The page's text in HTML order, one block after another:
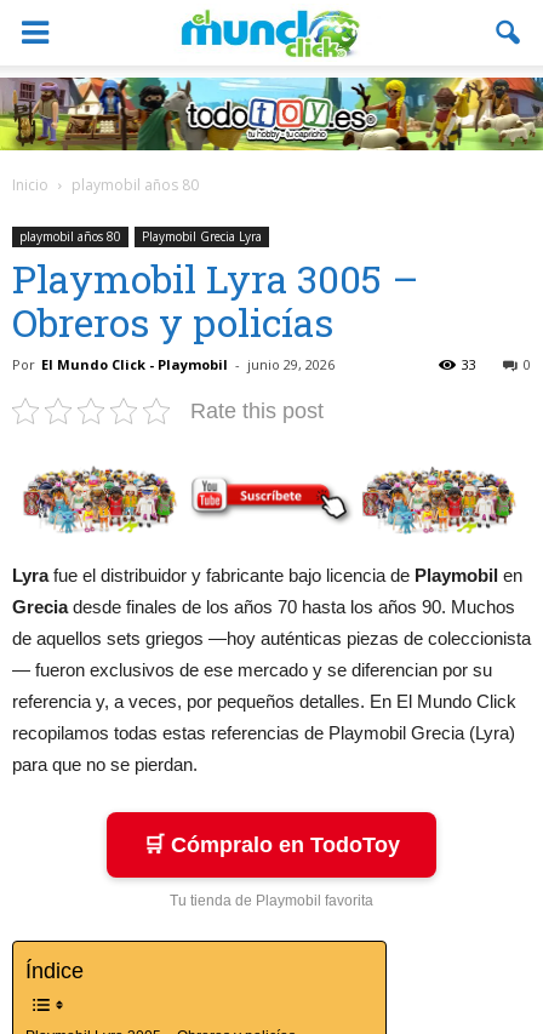
Inicio playmobil años 80
playmobil años 80 Playmobil Grecia Lyra
Playmobil Lyra 3005 –
Obreros y policías
Por El Mundo Click - Playmobil - junio 29, 2026 0
33
Rate this post
Lyrafue el distribuidor y fabricante bajo licencia de Playmobil en
Greciadesde finales de los años 70 hasta los años 90. Muchos
de aquellos sets griegos —hoy auténticas piezas de coleccionista
— fueron exclusivos de ese mercado y se diferencian por su
referencia y, a veces, por pequeños detalles. En El Mundo Click
recopilamos todas estas referencias de Playmobil Grecia (Lyra)
para que no se pierdan.
🛒 Cómpralo en TodoToy
Tu tienda de Playmobil favorita
Índice